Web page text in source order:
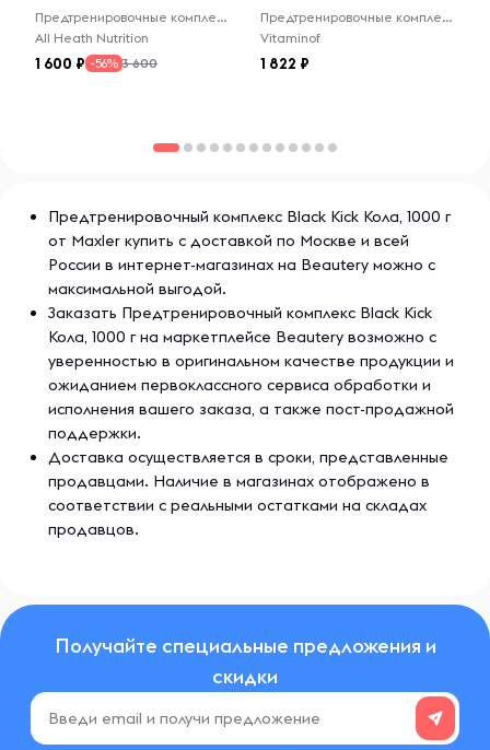
тренировок и поддерживать здоровье. Продукция
Maxler отличается передовыми формулами и высокой
эффективностью, что делает её популярной среди
Предтренировочные комплексы
All Heath Nutrition
1 600 -56% 3 600
Предтренировочные комплексы
Vitaminof
1 822
Предтренировочный комплекс Black Kick Кола, 1000 г
от Maxler купить с доставкой по Москве и всей
России в интернет-магазинах на Beautery можно с
максимальной выгодой.
Заказать Предтренировочный комплекс Black Kick
Кола, 1000 г на маркетплейсе Beautery возможно с
уверенностью в оригинальном качестве продукции и
ожиданием первоклассного сервиса обработки и
исполнения вашего заказа, а также пост-продажной
поддержки.
Доставка осуществляется в сроки, представленные
продавцами. Наличие в магазинах отображено в
соответствии с реальными остатками на складах
продавцов.
Получайте специальные предложения и
скидки